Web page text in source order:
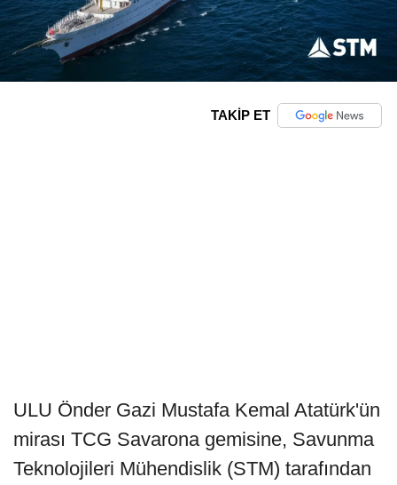
TAKİP ET
ULU Önder Gazi Mustafa Kemal Atatürk'ün
mirası TCG Savarona gemisine, Savunma
Teknolojileri Mühendislik (STM) tarafından